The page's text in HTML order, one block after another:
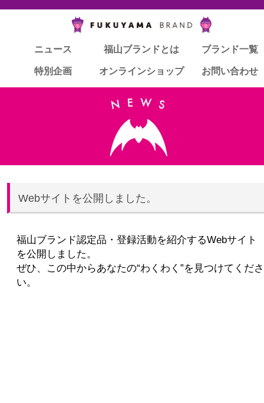
ニュース 福山ブランドとは ブランド一覧
特別企画 オンラインショップ お問い合わせ
ニュース 福山ブランドとは ブランド一覧
特別企画 オンラインショップ お問い合わせ
Webサイトを公開しました。
福山ブランド認定品・登録活動を紹介するWebサイト
を公開しました。
ぜひ、この中からあなたの“わくわく”を見つけてくださ
い。